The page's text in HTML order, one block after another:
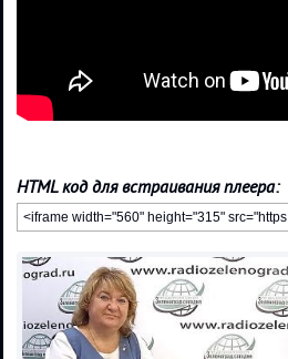
HTML код для встраивания плеера: